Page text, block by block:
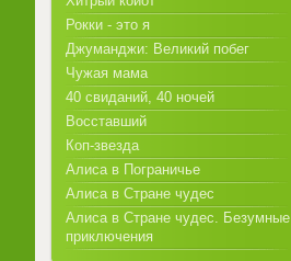
Рокки - это я
Джуманджи: Великий побег
Чужая мама
40 свиданий, 40 ночей
Восставший
Коп-звезда
Алиса в Пограничье
Алиса в Стране чудес
Алиса в Стране чудес. Безумные
приключения